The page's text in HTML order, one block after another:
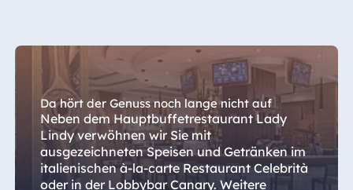
Da hört der Genuss noch lange nicht auf
Neben dem Hauptbuffetrestaurant Lady
Lindy verwöhnen wir Sie mit
ausgezeichneten Speisen und Getränken im
italienischen à-la-carte Restaurant Celebrità
oder in der Lobbybar Canary. Weitere